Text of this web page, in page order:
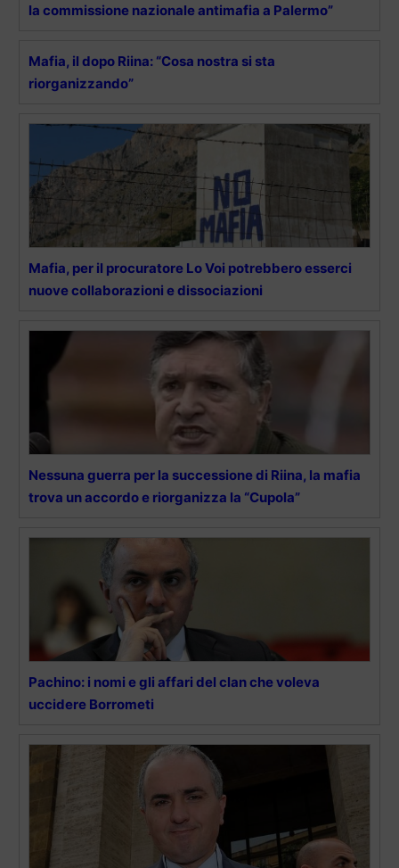
la commissione nazionale antimafia a Palermo”
Mafia, il dopo Riina: “Cosa nostra si sta
riorganizzando”
Mafia, per il procuratore Lo Voi potrebbero esserci
nuove collaborazioni e dissociazioni
Nessuna guerra per la successione di Riina, la mafia
trova un accordo e riorganizza la “Cupola”
Pachino: i nomi e gli affari del clan che voleva
uccidere Borrometi